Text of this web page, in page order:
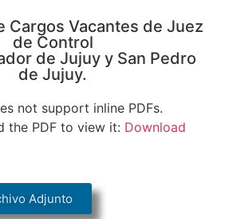
Cargos Vacantes de Juez
de Control
de Jujuy y San Pedro
de Jujuy.
not support inline PDFs.
the PDF to view it: Download
Adjunto